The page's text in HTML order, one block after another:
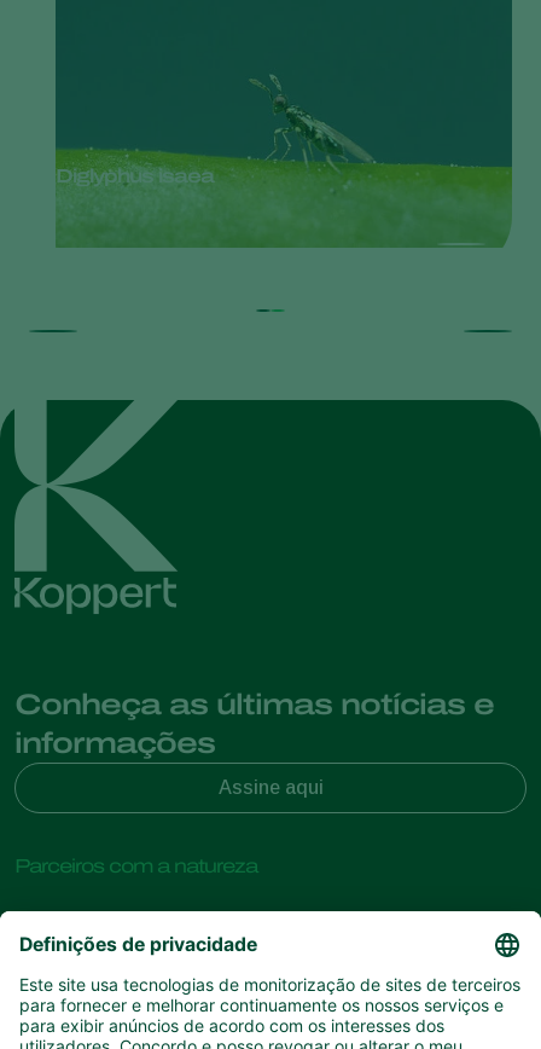
Diglyphus isaea
Conheça as últimas notícias e
informações
Assine aqui
Parceiros com a natureza
Insectos predadores
Vespas Parasitoides
Nemátodes benéficos
Microorganismos benéficos
Sobre a Koppert
Sobre a Koppert
Centro de informações
Links de Interesse